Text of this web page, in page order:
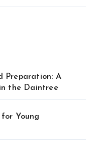
Preparation: A
the Daintree
Young